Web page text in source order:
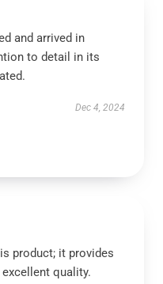
and arrived in
to detail in its
Dec 4, 2024
product; it provides
quality.